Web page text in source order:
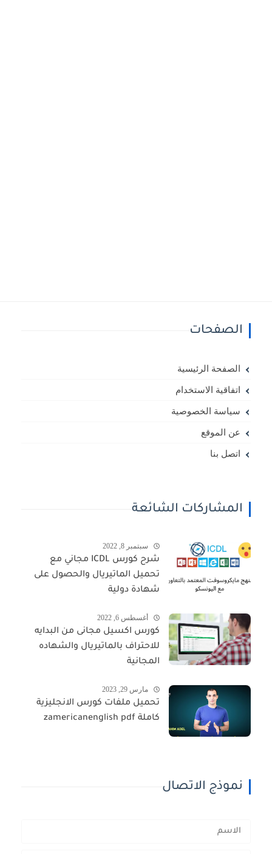
الصفحات
الصفحة الرئيسية
اتفاقية الاستخدام
سياسة الخصوصية
عن الموقع
اتصل بنا
المشاركات الشائعة
سبتمبر 8, 2022
شرح كورس ICDL مجاني مع
تحميل الماتيريال والحصول على
شهادة دولية
أغسطس 6, 2022
كورس اكسيل مجانى من البدايه
للاحتراف بالماتيريال والشهاده
المجانية
مارس 29, 2023
تحميل ملفات كورس الانجليزية
كاملة zamericanenglish pdf
نموذج الاتصال